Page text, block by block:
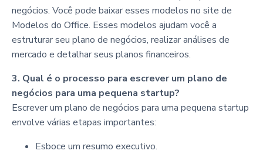
negócios. Você pode baixar esses modelos no site de
Modelos do Office. Esses modelos ajudam você a
estruturar seu plano de negócios, realizar análises de
mercado e detalhar seus planos financeiros.
3. Qual é o processo para escrever um plano de
negócios para uma pequena startup?
Escrever um plano de negócios para uma pequena startup
envolve várias etapas importantes:
Esboce um resumo executivo.